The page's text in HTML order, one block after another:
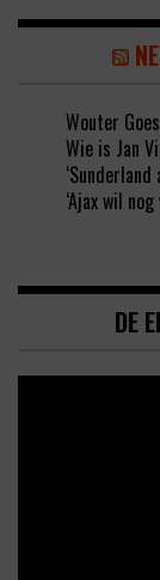
Wouter
Wie is Jan
‘Ajax wil
DE